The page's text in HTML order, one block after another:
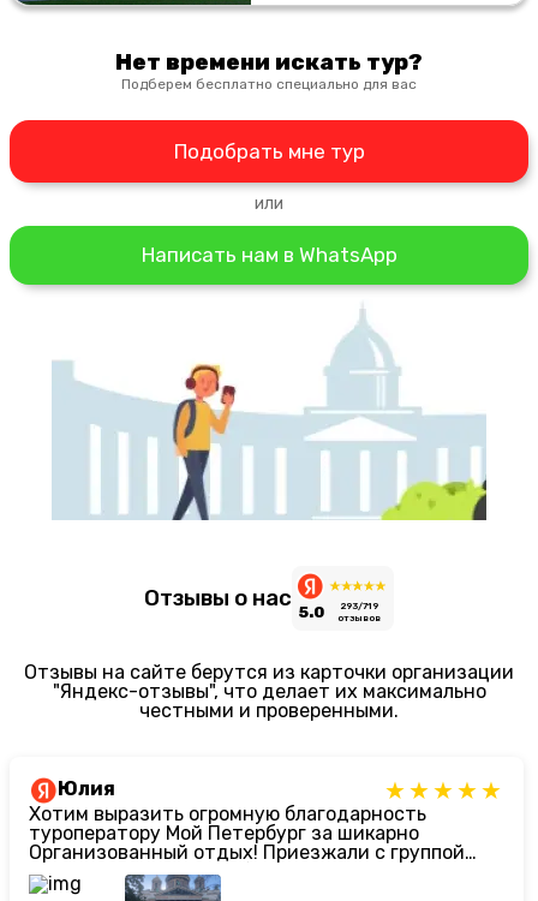
Нет времени искать тур?
Подберем бесплатно специально для вас
Подобрать мне тур
или
Написать нам в WhatsApp
Отзывы о нас
5.0
293/719
отзывов
Отзывы на сайте берутся из карточки организации
"Яндекс-отзывы", что делает их максимально
честными и проверенными.
Юлия
Хотим выразить огромную благодарность
туроператору Мой Петербург за шикарно
Организованный отдых! Приезжали с группой
девятиклассников. Ребят сейчас сложно чем-то
заинтересовать, но нам подобрали